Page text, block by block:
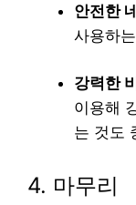
안전한
사용하
강력한
이용해
는 것도
4. 마무리